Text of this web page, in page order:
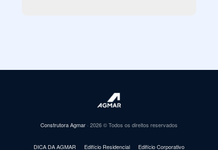
Construtora Agmar · 2026 © Todos os direitos reservados
DICA DA AGMAR Edifício Residencial Edifício Corporativo